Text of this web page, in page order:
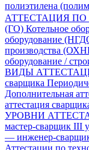
полиэтилена
АТТЕСТАЦИЯ
(ГО) Котельное
оборудование
производства
оборудование /
ВИДЫ
сварщика
Дополнительная
аттестация
УРОВНИ
мастер-сварщик III
— инженер-
Аттестации по